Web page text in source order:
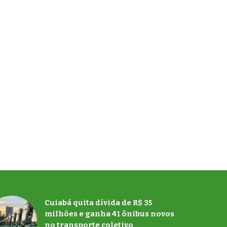
Cuiabá quita dívida de R$ 35
milhões e ganha 41 ônibus novos
no transporte coletivo